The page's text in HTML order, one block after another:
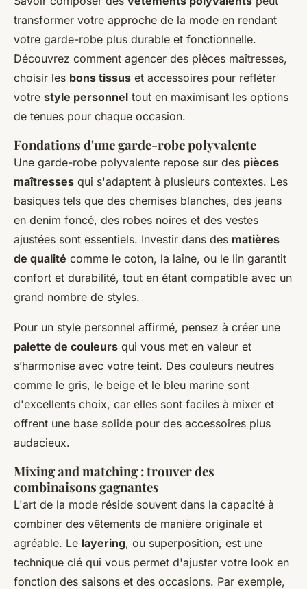
transformer votre approche de la mode en rendant
votre garde-robe plus durable et fonctionnelle.
Découvrez comment agencer des pièces maîtresses,
choisir les bons tissus et accessoires pour refléter
votre style personnel tout en maximisant les options
de tenues pour chaque occasion.
Fondations d'une garde-robe polyvalente
Une garde-robe polyvalente repose sur des pièces
maîtresses qui s'adaptent à plusieurs contextes. Les
basiques tels que des chemises blanches, des jeans
en denim foncé, des robes noires et des vestes
ajustées sont essentiels. Investir dans des matières
de qualité comme le coton, la laine, ou le lin garantit
confort et durabilité, tout en étant compatible avec un
grand nombre de styles.
Pour un style personnel affirmé, pensez à créer une
palette de couleurs qui vous met en valeur et
s’harmonise avec votre teint. Des couleurs neutres
comme le gris, le beige et le bleu marine sont
d'excellents choix, car elles sont faciles à mixer et
offrent une base solide pour des accessoires plus
audacieux.
Mixing and matching : trouver des
combinaisons gagnantes
L'art de la mode réside souvent dans la capacité à
combiner des vêtements de manière originale et
agréable. Le layering, ou superposition, est une
technique clé qui vous permet d'ajuster votre look en
fonction des saisons et des occasions. Par exemple,